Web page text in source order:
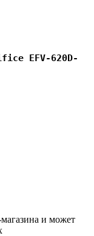
EFV-620D-
и может